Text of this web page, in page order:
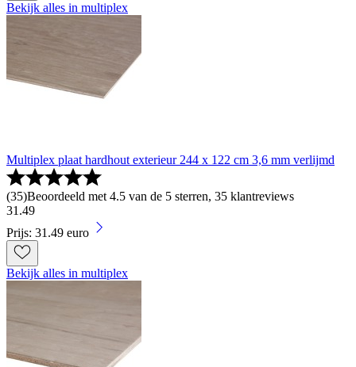
Bekijk alles in multiplex
Multiplex plaat hardhout exterieur 244 x 122 cm 3,6 mm verlijmd
(35)Beoordeeld met 4.5 van de 5 sterren, 35 klantreviews
31.49
Prijs: 31.49 euro
Bekijk alles in multiplex